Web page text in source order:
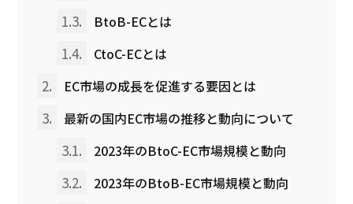
1.3. BtoB-ECとは
1.4. CtoC-ECとは
2. EC市場の成長を促進する要因とは
3. 最新の国内EC市場の推移と動向について
3.1. 2023年のBtoC-EC市場規模と動向
3.2. 2023年のBtoB-EC市場規模と動向